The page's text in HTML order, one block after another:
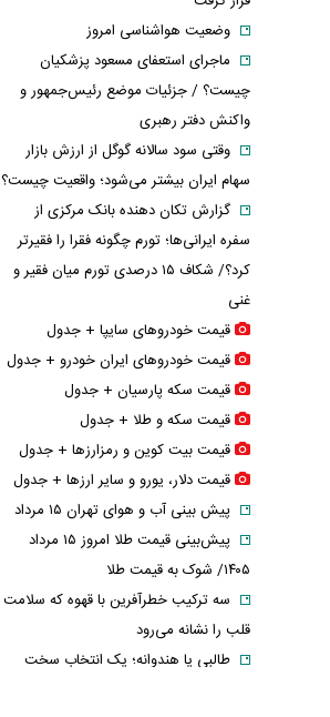
وضعیت هواشناسی امروز
ماجرای استعفای مسعود پزشکیان
چیست؟ / جزئیات موضع رئیس‌جمهور و
واکنش دفتر رهبری
وقتی سود سالانه گوگل از ارزش بازار
سهام ایران بیشتر می‌شود؛ واقعیت چیست؟
گزارش تکان‌ دهنده بانک مرکزی از
سفره ایرانی‌ها؛ تورم چگونه فقرا را فقیرتر
کرد؟/ شکاف ۱۵ درصدی تورم میان فقیر و
غنی
قیمت خودرو‌های سایپا + جدول
قیمت خودرو‌های ایران خودرو + جدول
قیمت سکه پارسیان + جدول
قیمت سکه و طلا + جدول
قیمت بیت کوین و رمزارز‌ها + جدول
قیمت دلار، یورو و سایر ارز‌ها + جدول
پیش بینی آب و هوای تهران ۱۵ مرداد
پیش‌بینی قیمت طلا امروز ۱۵ مرداد
۱۴۰۵/ شوک به قیمت طلا
سه ترکیب خطرآفرین با قهوه که سلامت
قلب را نشانه می‌رود
طالبی یا هندوانه؛ یک انتخاب سخت